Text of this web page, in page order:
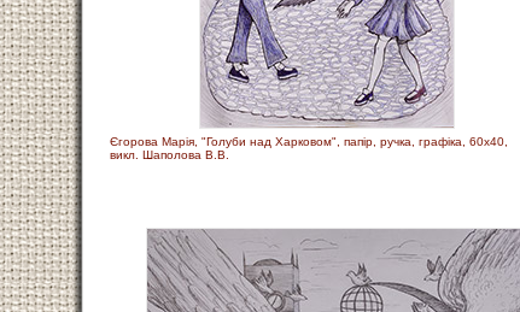
Єгорова Марія, "Голуби над Харковом", папір, ручка, графіка, 60х40,
викл. Шаполова В.В.